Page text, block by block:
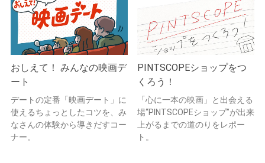
おしえて！ みんなの映画デ
ート
デートの定番「映画デート」に
使えるちょっとしたコツを、み
なさんの体験から導きだすコー
ナー。
PINTSCOPEショップをつ
くろう！
「心に一本の映画」と出会える
場“PINTSCOPEショップ”が出来
上がるまでの道のりをレポー
ト。